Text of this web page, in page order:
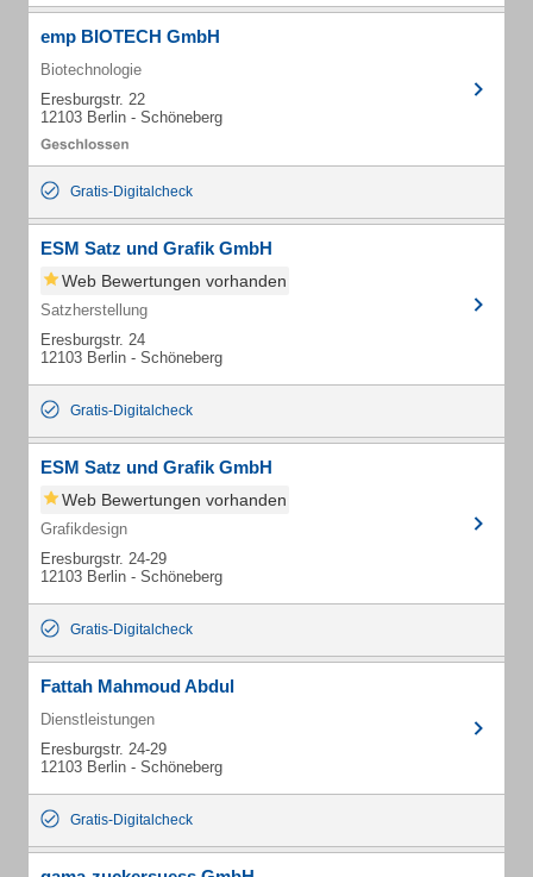
emp BIOTECH GmbH
Biotechnologie
Eresburgstr. 22
12103 Berlin - Schöneberg
Gratis-Digitalcheck
ESM Satz und Grafik GmbH
Web Bewertungen vorhanden
Satzherstellung
Eresburgstr. 24
12103 Berlin - Schöneberg
Gratis-Digitalcheck
ESM Satz und Grafik GmbH
Web Bewertungen vorhanden
Grafikdesign
Eresburgstr. 24-29
12103 Berlin - Schöneberg
Gratis-Digitalcheck
Fattah Mahmoud Abdul
Dienstleistungen
Eresburgstr. 24-29
12103 Berlin - Schöneberg
Gratis-Digitalcheck